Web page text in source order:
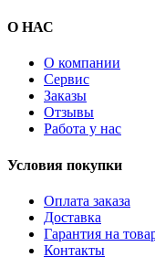
О НАС
О компании
Сервис
Заказы
Отзывы
Работа у нас
Условия покупки
Оплата заказа
Доставка
Гарантия на
Контакты